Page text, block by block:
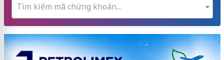
Tìm kiếm mã chứng khoán...